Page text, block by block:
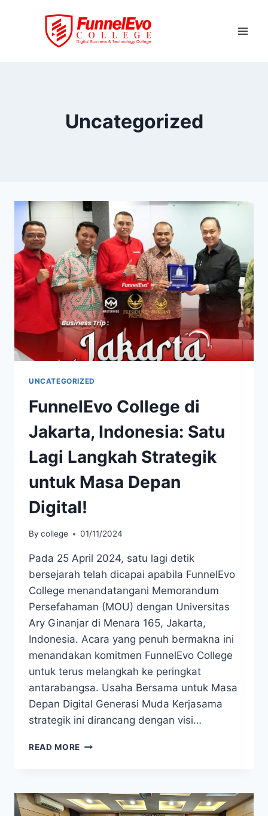
Uncategorized
UNCATEGORIZED
FunnelEvo College di
Jakarta, Indonesia: Satu
Lagi Langkah Strategik
untuk Masa Depan
Digital!
By college 01/11/2024
Pada 25 April 2024, satu lagi detik
bersejarah telah dicapai apabila FunnelEvo
College menandatangani Memorandum
Persefahaman (MOU) dengan Universitas
Ary Ginanjar di Menara 165, Jakarta,
Indonesia. Acara yang penuh bermakna ini
menandakan komitmen FunnelEvo College
untuk terus melangkah ke peringkat
antarabangsa. Usaha Bersama untuk Masa
Depan Digital Generasi Muda Kerjasama
strategik ini dirancang dengan visi…
READ MORE